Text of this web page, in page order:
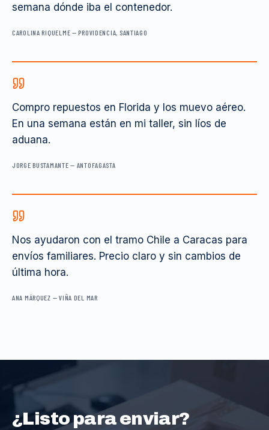
semana dónde iba el contenedor.
CAROLINA RIQUELME —PROVIDENCIA, SANTIAGO
Compro repuestos en Florida y los muevo aéreo.
En una semana están en mi taller, sin líos de
aduana.
JORGE BUSTAMANTE — ANTOFAGASTA
Nos ayudaron con el tramo Chile a Caracas para
envíos familiares. Precio claro y sin cambios de
última hora.
ANA MÁRQUEZ —VIÑA DEL MAR
¿Listo para enviar?